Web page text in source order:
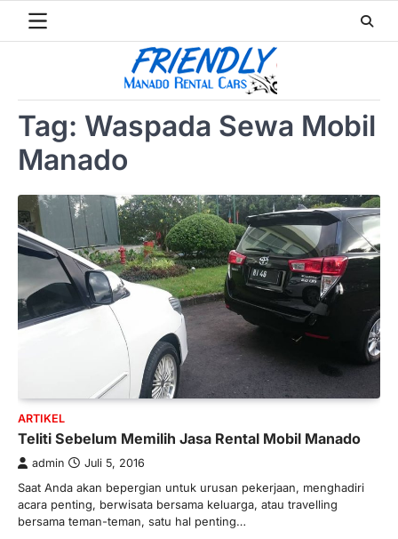
Tag: Waspada Sewa Mobil
Manado
ARTIKEL
Teliti Sebelum Memilih Jasa Rental Mobil Manado
admin Juli 5, 2016
Saat Anda akan bepergian untuk urusan pekerjaan, menghadiri
acara penting, berwisata bersama keluarga, atau travelling
bersama teman-teman, satu hal penting…